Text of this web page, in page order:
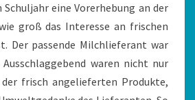
eine Vorerhebung an der
groß das Interesse an frischen
Der passende Milchlieferant war
waren nicht nur
frisch angelieferten Produkte,